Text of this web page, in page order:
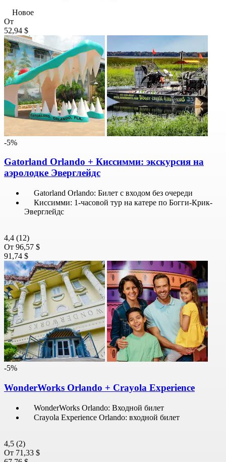
Новое
От
52,94 $
-5%
Gatorland Orlando + Киссимми: экскурсия на
аэролодке Эверглейдс
Gatorland Orlando: Билет с входом без очереди
Киссимми: 1-часовой тур на катере по Богги-Крик-
Эверглейдс
4,4 (12)
От 96,57 $
91,74 $
-5%
WonderWorks Orlando + Crayola Experience
WonderWorks Orlando: Входной билет
Crayola Experience Orlando: входной билет
4,5 (2)
От 71,33 $